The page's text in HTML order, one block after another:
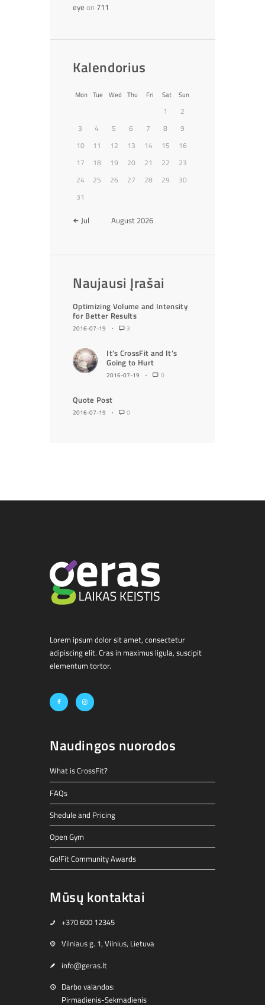
eye on 711
Kalendorius
Mon Tue Wed Thu Fri Sat Sun
1
2
3
4 5 6 7 8
9
10
11 12 13 14 15
16
17
18 19 20 21 22
23
24
25 26 27 28 29
30
31
Jul August 2026
Naujausi Įrašai
Optimizing Volume and Intensity
for Better Results
2016-07-19 3
It’s CrossFit and It’s
Going to Hurt
2016-07-19 0
Quote Post
2016-07-19 0
Lorem ipsum dolor sit amet, consectetur
adipiscing elit. Cras in maximus ligula, suscipit
elementum tortor.
Naudingos nuorodos
What is CrossFit?
FAQs
Shedule and Pricing
Open Gym
Go!Fit Community Awards
Mūsų kontaktai
+370 600 12345
Vilniaus g. 1, Vilnius, Lietuva
info@geras.lt
Darbo valandos:
Pirmadienis-Sekmadienis